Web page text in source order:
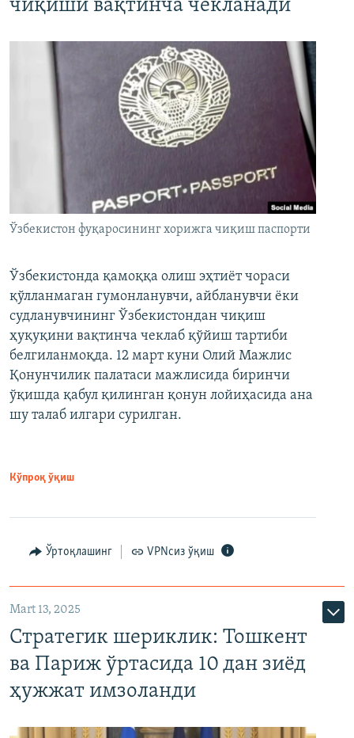
чиқиши вақтинча чекланади
Ўзбекистон фуқаросининг хорижга чиқиш паспорти
Ўзбекистонда қамоққа олиш эҳтиёт чораси
қўлланмаган гумонланувчи, айбланувчи ёки
судланувчининг Ўзбекистондан чиқиш
ҳуқуқини вақтинча чеклаб қўйиш тартиби
белгиланмоқда. 12 март куни Олий Мажлис
Қонунчилик палатаси мажлисида биринчи
ўқишда қабул қилинган қонун лойиҳасида ана
шу талаб илгари сурилган.
Кўпроқ ўқиш
Ўртоқлашинг VPNсиз ўқиш
Mart 13, 2025
Стратегик шериклик: Тошкент
ва Париж ўртасида 10 дан зиёд
ҳужжат имзоланди